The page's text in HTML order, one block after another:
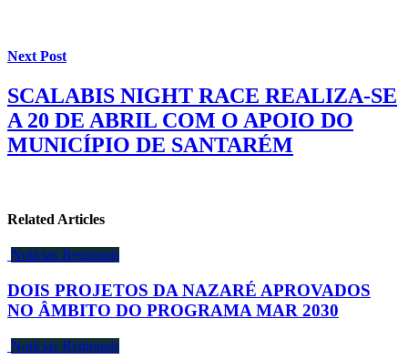
Next Post
SCALABIS NIGHT RACE REALIZA-SE
A 20 DE ABRIL COM O APOIO DO
MUNICÍPIO DE SANTARÉM
Related Articles
Notícias Regionais
DOIS PROJETOS DA NAZARÉ APROVADOS
NO ÂMBITO DO PROGRAMA MAR 2030
Notícias Regionais